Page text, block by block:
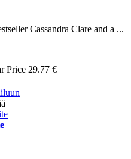
Cassandra Clare and a ...
Price 29.77 €